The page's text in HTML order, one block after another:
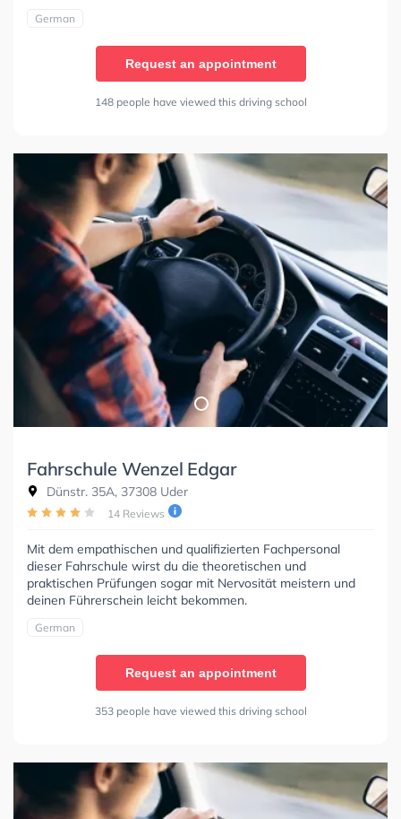
German
Request an appointment
148 people have viewed this driving school
Fahrschule Wenzel Edgar
Dünstr. 35A, 37308 Uder
14 Reviews
Mit dem empathischen und qualifizierten Fachpersonal
dieser Fahrschule wirst du die theoretischen und
praktischen Prüfungen sogar mit Nervosität meistern und
deinen Führerschein leicht bekommen.
German
Request an appointment
353 people have viewed this driving school